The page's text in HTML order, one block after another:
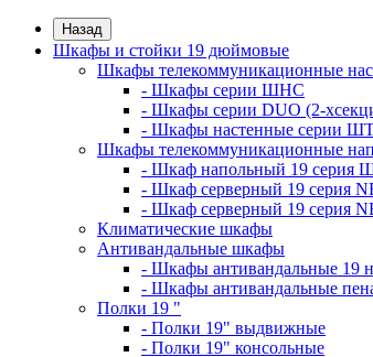
Назад
Шкафы и стойки 19 дюймовые
Шкафы телекоммуникационные
- Шкафы серии ШНС
- Шкафы серии DUO (2-
- Шкафы настенные серии
Шкафы телекоммуникационные
- Шкаф напольный 19 серия
- Шкаф серверный 19 серия
- Шкаф серверный 19 серия
Климатические шкафы
Антивандальные шкафы
- Шкафы антивандальные 19
- Шкафы антивандальные
Полки 19 "
- Полки 19" выдвижные
- Полки 19" консольные